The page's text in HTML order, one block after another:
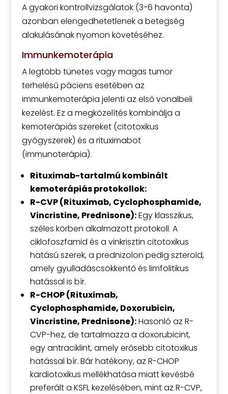
A gyakori kontrollvizsgálatok (3-6 havonta)
azonban elengedhetetlenek a betegség
alakulásának nyomon követéséhez.
Immunkemoterápia
A legtöbb tünetes vagy magas tumor
terhelésű páciens esetében az
immunkemoterápia jelenti az első vonalbeli
kezelést. Ez a megközelítés kombinálja a
kemoterápiás szereket (citotoxikus
gyógyszerek) és a rituximabot
(immunoterápia).
Rituximab-tartalmú kombinált
kemoterápiás protokollok:
R-CVP (Rituximab, Cyclophosphamide,
Vincristine, Prednisone):Egy klasszikus,
széles körben alkalmazott protokoll. A
ciklofoszfamid és a vinkrisztin citotoxikus
hatású szerek, a prednizolon pedig szteroid,
amely gyulladáscsökkentő és limfolitikus
hatással is bír.
R-CHOP (Rituximab,
Cyclophosphamide, Doxorubicin,
Vincristine, Prednisone):Hasonló az R-
CVP-hez, de tartalmazza a doxorubicint,
egy antraciklint, amely erősebb citotoxikus
hatással bír. Bár hatékony, az R-CHOP
kardiotoxikus mellékhatása miatt kevésbé
preferált a KSFL kezelésében, mint az R-CVP,